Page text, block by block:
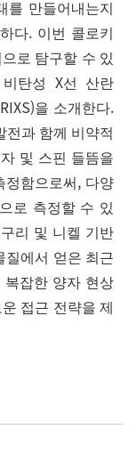
를 만들어내는지
다. 이번 콜로키
로 탐구할 수 있
비탄성 X선 산란
을 소개한다.
전과 함께 비약적
및 스핀 들뜸을
정함으로써 , 다양
로 측정할 수 있
구리 및 니켈 기반
질에서 얻은 최근
복잡한 양자 현상
접근 전략을 제